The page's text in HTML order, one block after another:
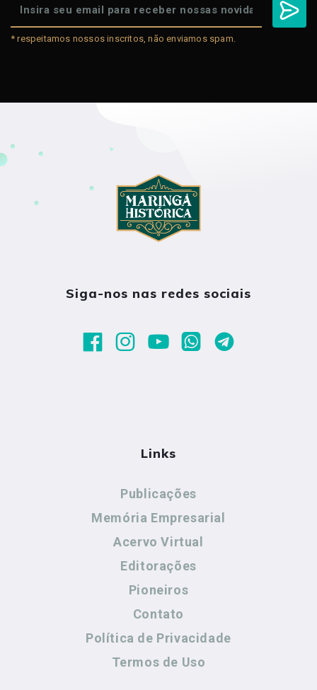
* respeitamos nossos inscritos, não enviamos spam.
Siga-nos nas redes sociais
Links
Publicações
Memória Empresarial
Acervo Virtual
Editorações
Pioneiros
Contato
Política de Privacidade
Termos de Uso